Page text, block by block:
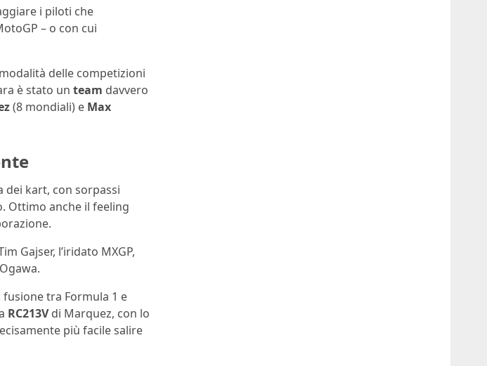
i piloti che
– o con cui
delle competizioni
è stato un team davvero
(8 mondiali) e Max
dei kart, con sorpassi
Ottimo anche il feeling
Gajser, l’iridato MXGP,
tra Formula 1 e
RC213Vdi Marquez, con lo
più facile salire